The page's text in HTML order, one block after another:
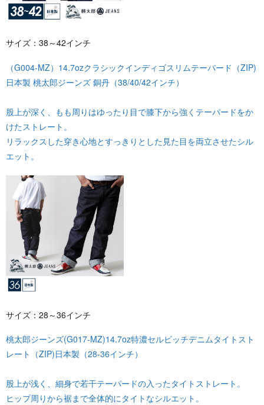
サイズ：38～42インチ
（G004-MZ）14.7ozクラシックインディゴスリムテーパード（ZIP)
日本製 桃太郎ジーンズ 銅丹（38/40/42インチ）
股上が深く、もも周りはゆったり目で膝下から強くテーパードをか
けたストレート。
リラックスした穿き心地とすっきりとした見た目を両立させたシル
エット。
サイズ：28～36インチ
桃太郎ジーンズ(G017-MZ)14.7oz特濃セルビッチデニムタイトスト
レート（ZIP)日本製（28-36インチ）
股上が浅く、細身で若干テーパードの入ったタイトストレート。
ヒップ周りから裾まで全体的にタイトなシルエット。